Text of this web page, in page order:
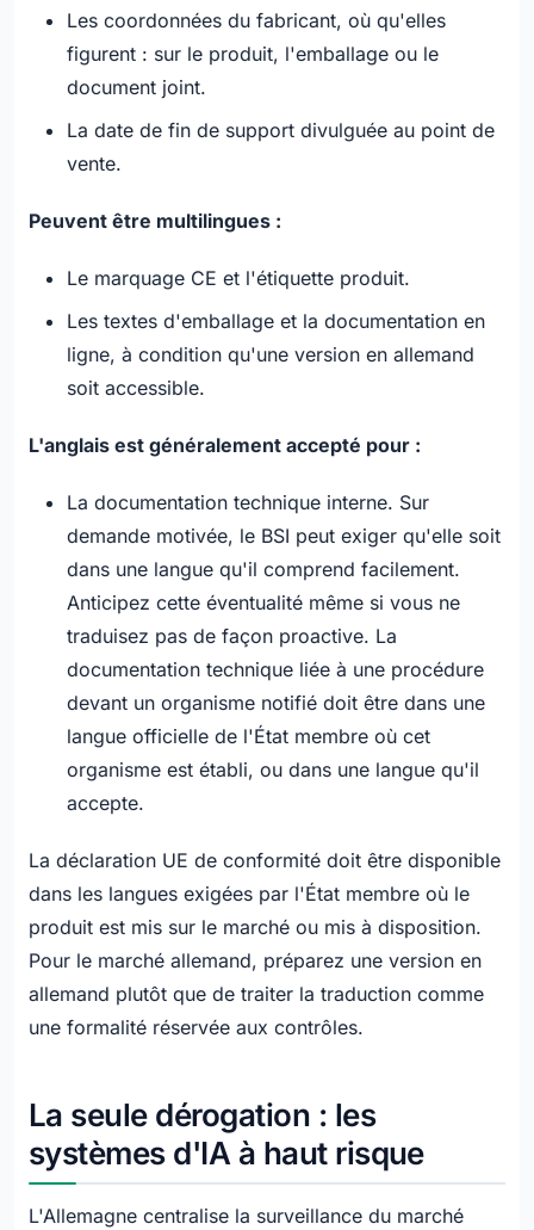
Les coordonnées du fabricant, où qu'elles
figurent : sur le produit, l'emballage ou le
document joint.
La date de fin de support divulguée au point de
vente.
Peuvent être multilingues :
Le marquage CE et l'étiquette produit.
Les textes d'emballage et la documentation en
ligne, à condition qu'une version en allemand
soit accessible.
L'anglais est généralement accepté pour :
La documentation technique interne. Sur
demande motivée, le BSI peut exiger qu'elle soit
dans une langue qu'il comprend facilement.
Anticipez cette éventualité même si vous ne
traduisez pas de façon proactive. La
documentation technique liée à une procédure
devant un organisme notifié doit être dans une
langue officielle de l'État membre où cet
organisme est établi, ou dans une langue qu'il
accepte.
La déclaration UE de conformité doit être disponible
dans les langues exigées par l'État membre où le
produit est mis sur le marché ou mis à disposition.
Pour le marché allemand, préparez une version en
allemand plutôt que de traiter la traduction comme
une formalité réservée aux contrôles.
La seule dérogation : les
systèmes d'IA à haut risque
L'Allemagne centralise la surveillance du marché